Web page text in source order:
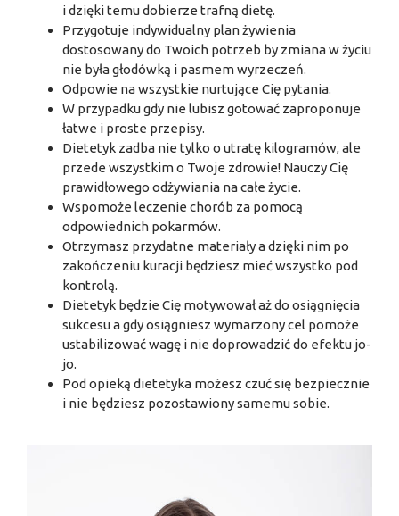
i dzięki temu dobierze trafną dietę.
Przygotuje indywidualny plan żywienia
dostosowany do Twoich potrzeb by zmiana w życiu
nie była głodówką i pasmem wyrzeczeń.
Odpowie na wszystkie nurtujące Cię pytania.
W przypadku gdy nie lubisz gotować zaproponuje
łatwe i proste przepisy.
Dietetyk zadba nie tylko o utratę kilogramów, ale
przede wszystkim o Twoje zdrowie! Nauczy Cię
prawidłowego odżywiania na całe życie.
Wspomoże leczenie chorób za pomocą
odpowiednich pokarmów.
Otrzymasz przydatne materiały a dzięki nim po
zakończeniu kuracji będziesz mieć wszystko pod
kontrolą.
Dietetyk będzie Cię motywował aż do osiągnięcia
sukcesu a gdy osiągniesz wymarzony cel pomoże
ustabilizować wagę i nie doprowadzić do efektu jo-
jo.
Pod opieką dietetyka możesz czuć się bezpiecznie
i nie będziesz pozostawiony samemu sobie.